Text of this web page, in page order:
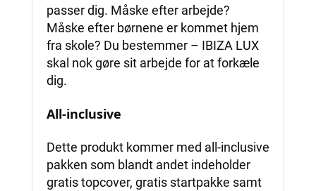
passer dig. Måske efter arbejde?
Måske efter børnene er kommet hjem
fra skole? Du bestemmer – IBIZA LUX
skal nok gøre sit arbejde for at forkæle
dig.
All-inclusive
Dette produkt kommer med all-inclusive
pakken som blandt andet indeholder
gratis topcover, gratis startpakke samt